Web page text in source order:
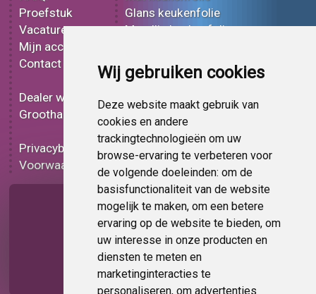
Wij gebruiken cookies
Deze website maakt gebruik van
cookies en andere
trackingtechnologieën om uw
browse-ervaring te verbeteren voor
de volgende doeleinden: om de
basisfunctionaliteit van de website
mogelijk te maken, om een betere
ervaring op de website te bieden, om
uw interesse in onze producten en
diensten te meten en
marketinginteracties te
personaliseren, om advertenties
Proefstuk
Vacatures
Mijn account
Contact
Dealer worden
Groothandel
Privacybeleid
Voorwaarden
Glans keukenfolie
Metallic keukenfolie
Effect keukenfolie
Bedrukt keukenfolie
Carbon keukenfolie
Lampen folie
Functionele folie
Keukenfolie korting
Op bestelling
Pagina delen